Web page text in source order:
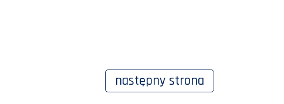
następny strona